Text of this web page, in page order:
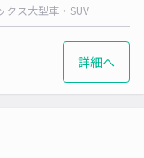
クス大型車・SUV
詳細へ